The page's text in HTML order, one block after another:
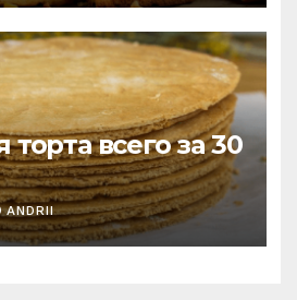
всего за 30
ANDRII